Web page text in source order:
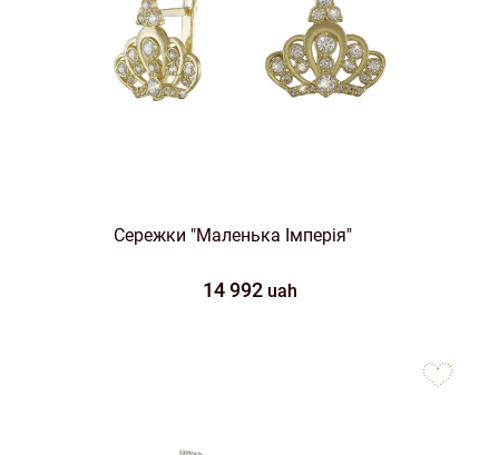
Сережки "Маленька Імперія"
14 992 uah
favorites